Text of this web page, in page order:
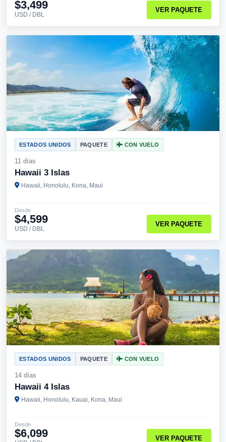
$3,499
USD / DBL
VER PAQUETE
ESTADOS UNIDOS PAQUETE CON VUELO
11 días
Hawaii 3 Islas
Hawaii, Honolulu, Kona, Maui
Desde
$4,599
USD / DBL
VER PAQUETE
ESTADOS UNIDOS PAQUETE CON VUELO
14 días
Hawaii 4 Islas
Hawaii, Honolulu, Kauai, Kona, Maui
Desde
$6,099 VER PAQUETE